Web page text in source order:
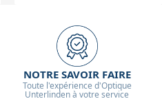
NOTRE SAVOIR FAIRE
Toute l'expérience d'Optique
Unterlinden à votre service